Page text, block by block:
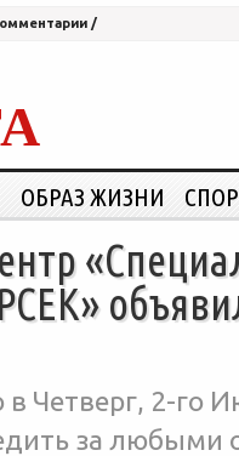
/
ОБРАЗ ЖИЗНИ
Четверг, 2-го
за любыми